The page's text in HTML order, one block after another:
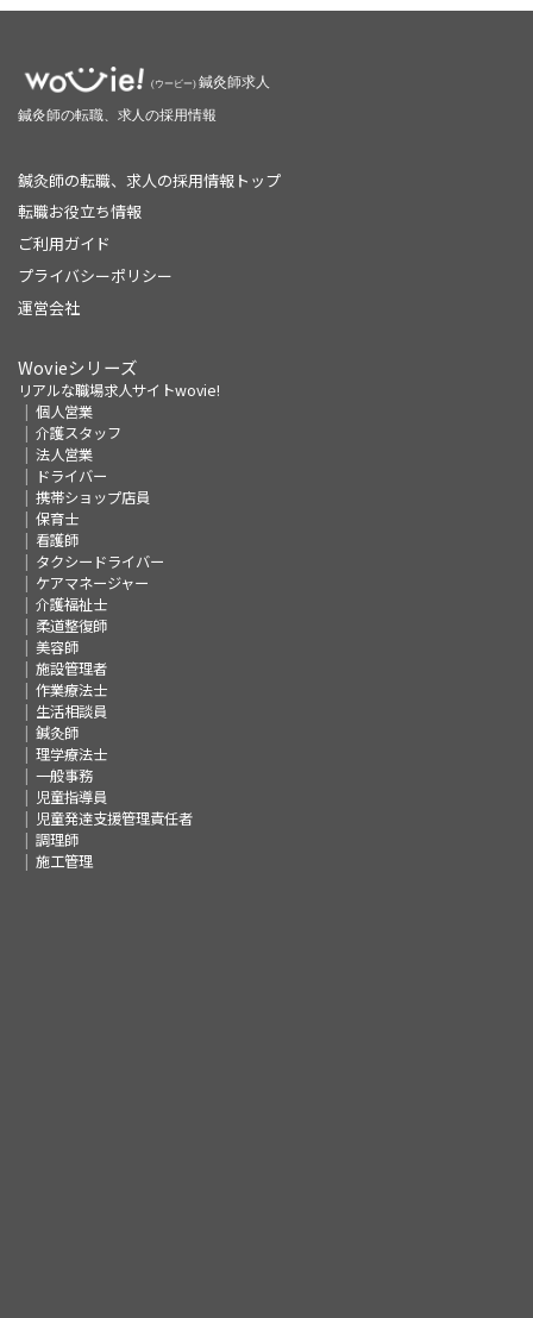
鍼灸師の転職、求人の採用情報トップ
転職お役立ち情報
ご利用ガイド
プライバシーポリシー
運営会社
Wovieシリーズ
リアルな職場求人サイトwovie!
個人営業
介護スタッフ
法人営業
ドライバー
携帯ショップ店員
保育士
看護師
タクシードライバー
ケアマネージャー
介護福祉士
柔道整復師
美容師
施設管理者
作業療法士
生活相談員
鍼灸師
理学療法士
一般事務
児童指導員
児童発達支援管理責任者
調理師
施工管理